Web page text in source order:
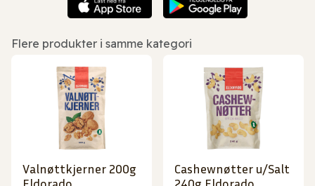
Flere produkter i samme kategori
Valnøttkjerner 200g
Cashewnøtter u/Salt